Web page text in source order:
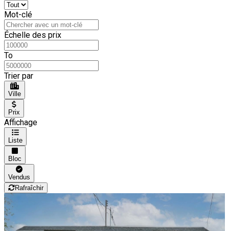
Mot-clé
Échelle des prix
To
Trier par
Ville
Prix
Affichage
Liste
Bloc
Vendus
Rafraîchir